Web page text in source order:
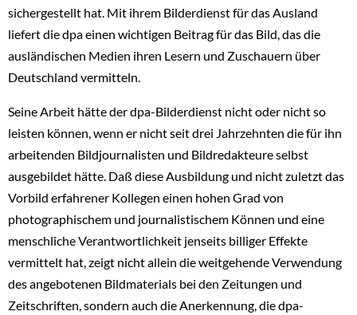
sichergestellt hat. Mit ihrem Bilderdienst für das Ausland
liefert die dpa einen wichtigen Beitrag für das Bild, das die
ausländischen Medien ihren Lesern und Zuschauern über
Deutschland vermitteln.
Seine Arbeit hätte der dpa-Bilderdienst nicht oder nicht so
leisten können, wenn er nicht seit drei Jahrzehnten die für ihn
arbeitenden Bildjournalisten und Bildredakteure selbst
ausgebildet hätte. Daß diese Ausbildung und nicht zuletzt das
Vorbild erfahrener Kollegen einen hohen Grad von
photographischem und journalistischem Können und eine
menschliche Verantwortlichkeit jenseits billiger Effekte
vermittelt hat, zeigt nicht allein die weitgehende Verwendung
des angebotenen Bildmaterials bei den Zeitungen und
Zeitschriften, sondern auch die Anerkennung, die dpa-